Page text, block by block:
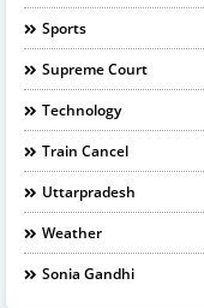
Sports
Supreme Court
Technology
Train Cancel
Uttarpradesh
Weather
Sonia Gandhi